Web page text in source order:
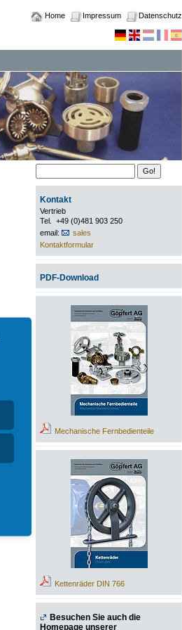
Home Impressum Datenschutz
Kontakt
Vertrieb
Tel. +49 (0)481 903 250
email:
sales
Kontaktformular
PDF-Download
Mechanische Fernbedienteile
Kettenräder DIN 766
Besuchen Sie auch die
Homepage unserer